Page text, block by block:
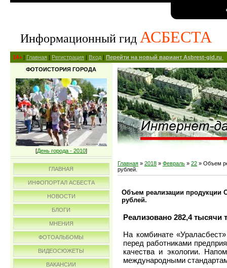
Информационный гид АСБЕСТА
14+ | Главная | Регистрация | Вход | Перейти на новый вариант Asbrest-gid.ru
ФОТОИСТОРИЯ ГОРОДА
[День города - 2010]
ГЛАВНАЯ
ИНФОПОРТАЛ АСБЕСТА
НОВОСТИ
БЛОГИ
МНЕНИЯ
ФОТОАЛЬБОМЫ
ВИДЕОСЮЖЕТЫ
ВАКАНСИИ
Главная » 2018 » Февраль » 22 » Объем
рублей.
Объем реализации продукции
рублей.
Реализовано 282,4 тысячи
На комбинате
перед работниками
качества и экологии.
международными